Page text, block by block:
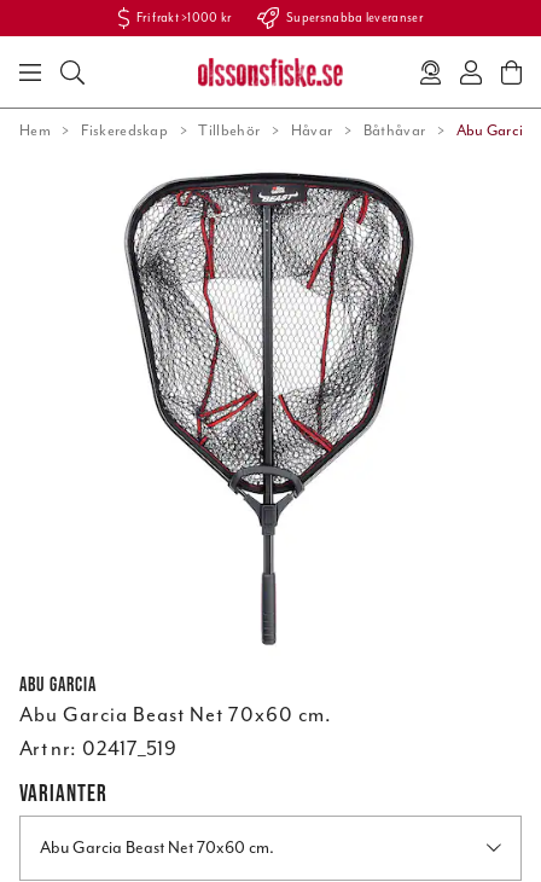
Fri frakt >1000 kr Supersnabba leveranser
Hem Fiskeredskap Tillbehör Håvar Båthåvar Abu Garcia
Abu Garcia
Abu Garcia Beast Net 70x60 cm.
Art nr: 02417_519
VARIANTER
Abu Garcia Beast Net 70x60 cm.